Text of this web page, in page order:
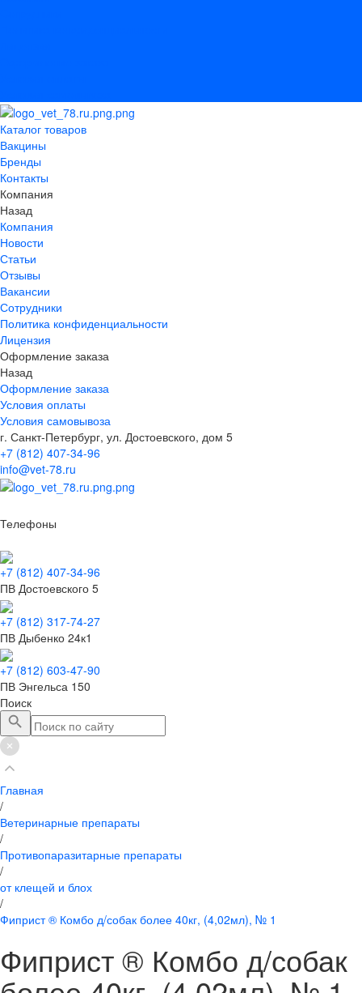
Каталог товаров
Вакцины
Бренды
Контакты
Компания
Назад
Компания
Новости
Статьи
Отзывы
Вакансии
Сотрудники
Политика конфиденциальности
Лицензия
Оформление заказа
Назад
Оформление заказа
Условия оплаты
Условия самовывоза
г. Санкт-Петербург, ул. Достоевского, дом 5
+7 (812) 407-34-96
info@vet-78.ru
Телефоны
+7 (812) 407-34-96
ПВ Достоевского 5
+7 (812) 317-74-27
ПВ Дыбенко 24к1
+7 (812) 603-47-90
ПВ Энгельса 150
Поиск
Главная
/
Ветеринарные препараты
/
Противопаразитарные препараты
/
от клещей и блох
/
Фиприст ® Комбо д/собак более 40кг, (4,02мл), № 1
Фиприст ® Комбо д/собак